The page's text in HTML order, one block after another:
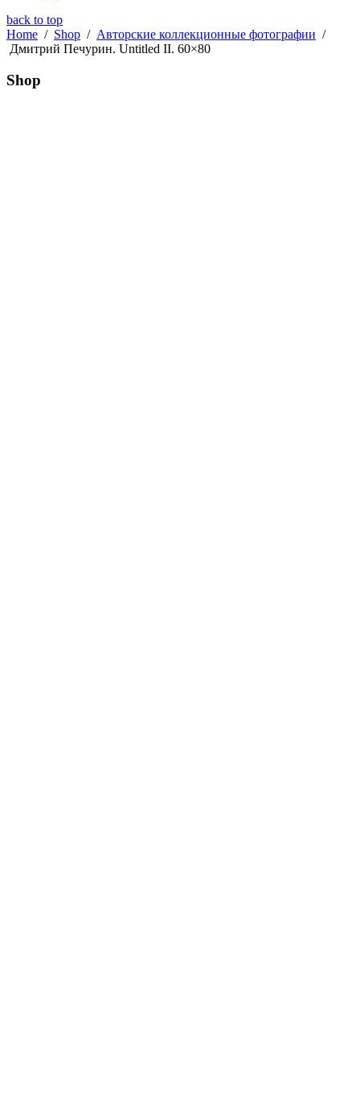
back to top
Home / Shop / Авторские коллекционные фотографии /
Дмитрий Печурин. Untitled II. 60×80
Shop